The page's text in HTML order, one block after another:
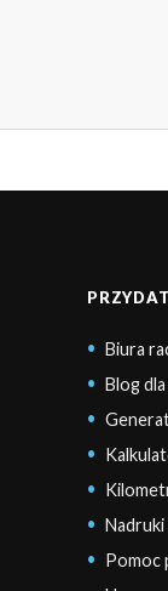
Biura
Blog
Pomoc